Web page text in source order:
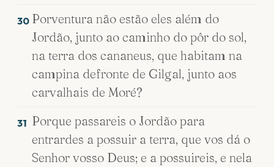
30 Porventura não estão eles além do
Jordão, junto ao caminho do pôr do sol,
na terra dos cananeus, que habitam na
campina defronte de Gilgal, junto aos
carvalhais de Moré?
31 Porque passareis o Jordão para
entrardes a possuir a terra, que vos dá o
Senhor vosso Deus; e a possuireis, e nela